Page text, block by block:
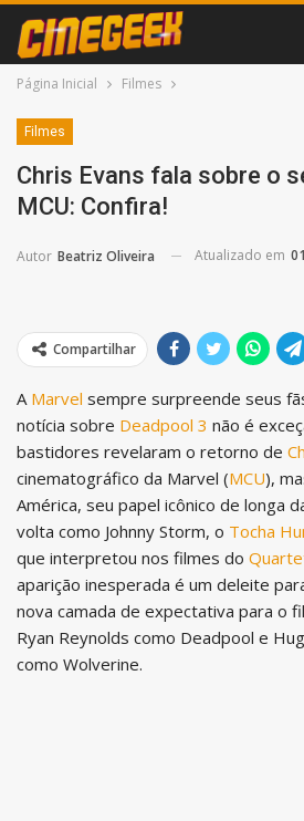
Página Inicial Filmes
Filmes
Chris Evans fala sobre o
MCU: Confira!
Autor Beatriz Oliveira Atualizado em
Compartilhar
A Marvel sempre surpreende seus
notícia sobre Deadpool 3 não é
bastidores revelaram o retorno de
cinematográfico da Marvel (MCU),
América, seu papel icônico de longa
volta como Johnny Storm, o Tocha
que interpretou nos filmes do
aparição inesperada é um deleite
nova camada de expectativa para o
Ryan Reynolds como Deadpool e
como Wolverine.